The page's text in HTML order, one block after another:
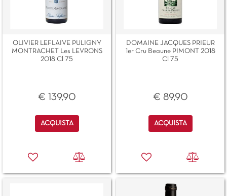
OLIVIER LEFLAIVE PULIGNY
MONTRACHET Les LEVRONS
2018 Cl 75
€ 139,90
Quantità
ACQUISTA
DOMAINE JACQUES PRIEUR
1er Cru Beaune PIMONT 2018
Cl 75
€ 89,90
Quantità
ACQUISTA